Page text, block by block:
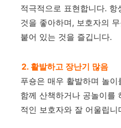
적극적으로 표현합니다.
것을 좋아하며, 보호자의
붙어 있는 것을 즐깁니다.
2. 활발하고 장난기 많음
푸숑은 매우 활발하며 놀
함께 산책하거나 공놀이를
적인 보호자와 잘 어울립니